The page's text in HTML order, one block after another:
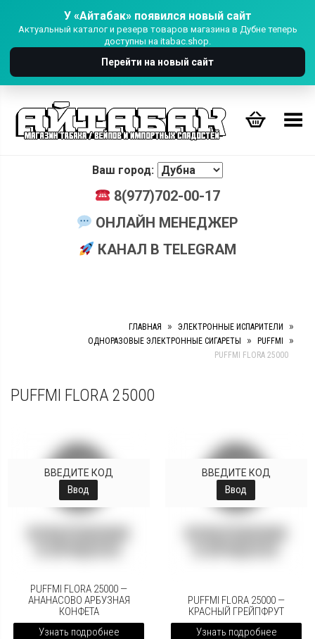
У «Айтабак» появился новый сайт
Актуальный каталог и резерв товаров магазина в Дубне теперь
доступны на itabac.shop.
Перейти на новый сайт
Переключить Меню
Ваш город:
8(977)702-00-17
ОНЛАЙН МЕНЕДЖЕР
КАНАЛ В TELEGRAM
ГЛАВНАЯ » ЭЛЕКТРОННЫЕ ИСПАРИТЕЛИ »
ОДНОРАЗОВЫЕ ЭЛЕКТРОННЫЕ СИГАРЕТЫ » PUFFMI »
PUFFMI FLORA 25000
PUFFMI FLORA 25000
ВВЕДИТЕ КОД
Ввод
PUFFMI FLORA 25000 —
АНАНАСОВО АРБУЗНАЯ
КОНФЕТА
Узнать подробнее
ВВЕДИТЕ КОД
Ввод
PUFFMI FLORA 25000 —
КРАСНЫЙ ГРЕЙПФРУТ
Узнать подробнее